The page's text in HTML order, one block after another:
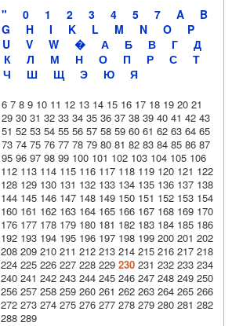
" 0 1 2 3 4 5 7 A
B
G H I K L M N O
P
U V W � А Б В Г
Д
К Л М Н О П Р С
Т
Ч Ш Щ Э Ю Я
6 7 8 9 10 11 12 13 14 15 16 17 18 19 20 21
29 30 31 32 33 34 35 36 37 38 39 40 41 42 43
51 52 53 54 55 56 57 58 59 60 61 62 63 64 65
73 74 75 76 77 78 79 80 81 82 83 84 85 86 87
95 96 97 98 99 100 101 102 103 104 105 106
112 113 114 115 116 117 118 119 120 121 122
128 129 130 131 132 133 134 135 136 137 138
144 145 146 147 148 149 150 151 152 153 154
160 161 162 163 164 165 166 167 168 169 170
176 177 178 179 180 181 182 183 184 185 186
192 193 194 195 196 197 198 199 200 201 202
208 209 210 211 212 213 214 215 216 217 218
224 225 226 227 228 229 230 231 232 233 234
240 241 242 243 244 245 246 247 248 249 250
256 257 258 259 260 261 262 263 264 265 266
272 273 274 275 276 277 278 279 280 281 282
288 289